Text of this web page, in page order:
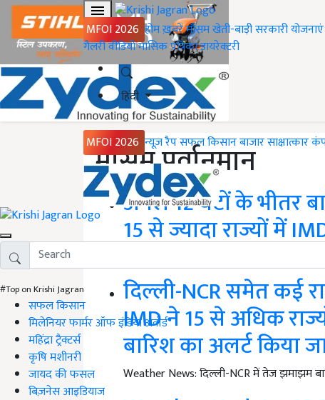
MFOI 2026 होमख़बरेंमौसमखेती-बाड़ीसरकारी योजनाएं
गैलरीवीडियोमासिक पत्रिकाडायरेक्टरी
हिंदी
MFOI 2026 न्यूज़ रैपसफल किसानबाजारसाक्षात्कार
#Top on Krishi Jagran
सफल किसान
मिलेनियर फार्मर ऑफ इंडिया अवॉर्ड
महिंद्रा ट्रैक्टर्स
कृषि मशीनरी
जायद की फसल
बिज़नेस आइडियाज
मौसम पूर्वानुमान
अगले 12 घंटों के भीतर
15 से ज्यादा राज्यों में
दिल्ली-NCR समेत कई
IMD ने 15 से अधिक
बारिश का अलर्ट किया
Weather News: दिल्ली-NCR में तेज झमाझम